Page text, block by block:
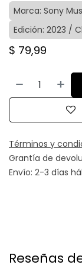
Marca: Sony
Edición: 2023 /
$ 79,99
Términos y
Grantía de
Envío: 2-3 días
Reseñas